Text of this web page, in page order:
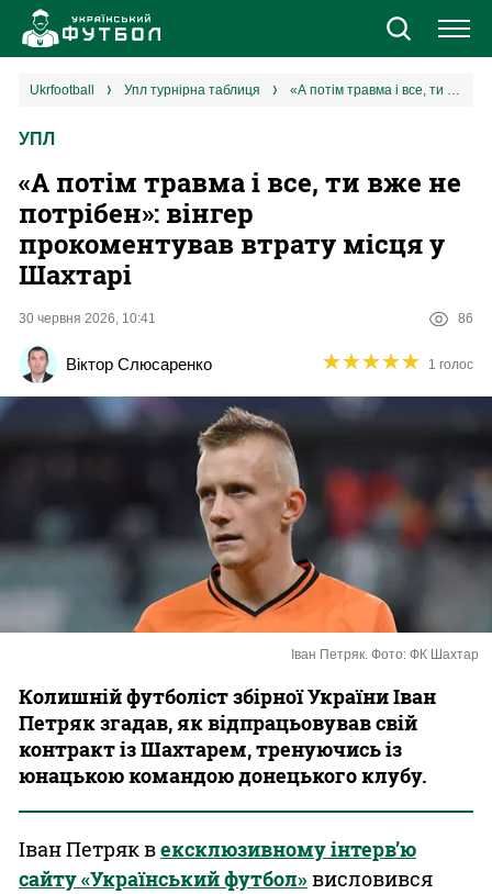
Новини
Єврокубки
УПЛ
Різне
Букмекери
Казино
ukrfootball упл турнірна таблиця «А потім травма і все, ти вже не потрібен»: вінгер прокоментував втрату місця у Шахтарі
УПЛ
«А потім травма і все, ти вже не
потрібен»: вінгер
прокоментував втрату місця у
Шахтарі
30 червня 2026, 10:41 86
Віктор Слюсаренко ★★★★★
★★★★★ 1 голос
Іван Петряк. Фото: ФК Шахтар
Колишній футболіст збірної України Іван
Петряк згадав, як відпрацьовував свій
контракт із Шахтарем, тренуючись із
юнацькою командою донецького клубу.
Іван Петряк вексклюзивному інтерв’ю
сайту «Український футбол»висловився